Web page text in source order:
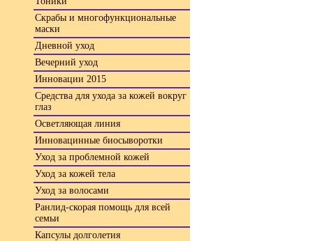
Скрабы и многофункциональные
маски
Дневной уход
Вечерний уход
Инновации 2015
Средства для ухода за кожей вокруг
глаз
Осветляющая линия
Инновацинные биосыворотки
Уход за проблемной кожей
Уход за кожей тела
Уход за волосами
Ранлид-скорая помощь для всей
семьи
Капсулы долголетия